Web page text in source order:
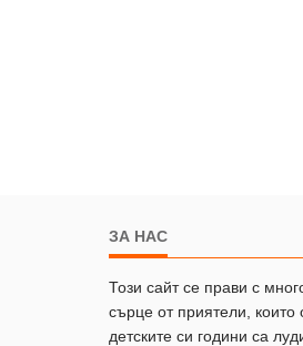
ЗА НАС
Този сайт се прави с
сърце от приятели, които
детските си години са